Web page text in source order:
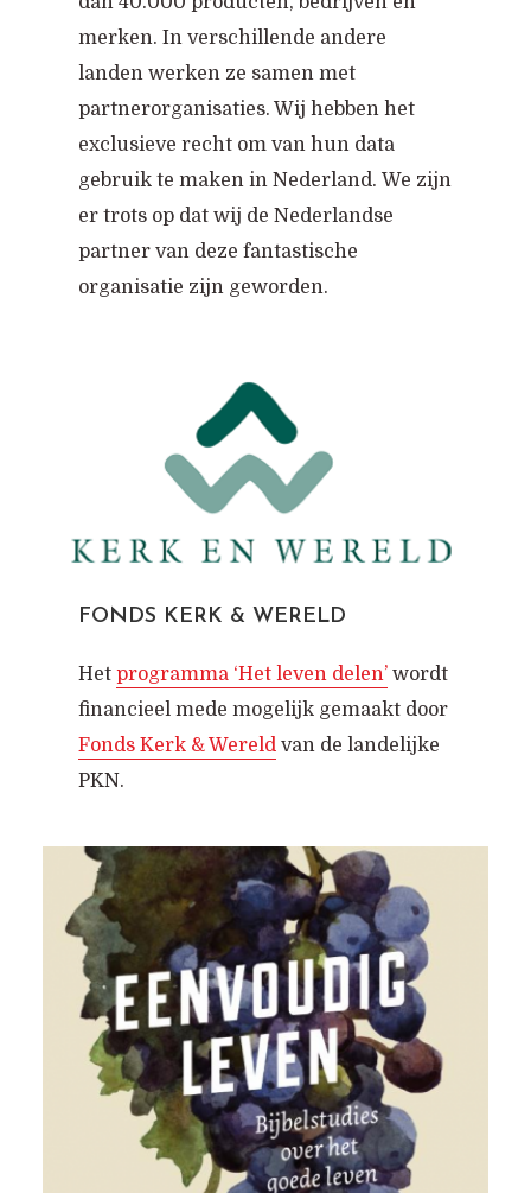
merken. In verschillende andere
landen werken ze samen met
partnerorganisaties. Wij hebben het
exclusieve recht om van hun data
gebruik te maken in Nederland. We zijn
er trots op dat wij de Nederlandse
partner van deze fantastische
organisatie zijn geworden.
FONDS KERK & WERELD
Het programma ‘Het leven delen’wordt
financieel mede mogelijk gemaakt door
Fonds Kerk & Wereldvan de landelijke
PKN.